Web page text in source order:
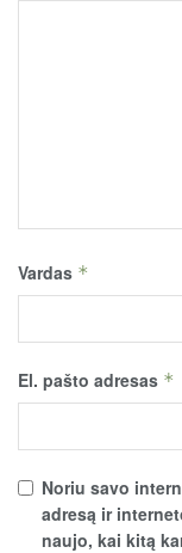
Vardas *
El. pašto adresas *
Noriu savo
adresą ir
naujo, kai kitą